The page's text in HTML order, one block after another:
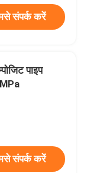
संपर्क करें
पाइप
संपर्क करें